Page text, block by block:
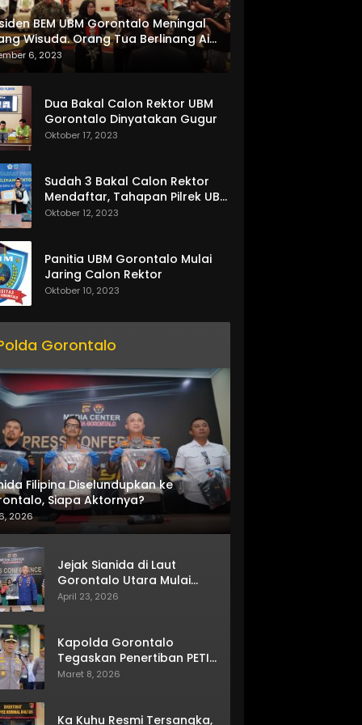
BEM UBM Gorontalo Meningal
Wisuda. Orang Tua Berlinang Air
Menerima SKL dan Pemasangan
6, 2023
Dua Bakal Calon Rektor UBM
Gorontalo Dinyatakan Gugur
Oktober 17, 2023
Sudah 3 Bakal Calon Rektor
Mendaftar, Tahapan Pilrek UBM
Gorontalo Makin Seru
Oktober 12, 2023
Panitia UBM Gorontalo Mulai
Jaring Calon Rektor
Oktober 10, 2023
Gorontalo
Filipina Diselundupkan ke
Siapa Aktornya?
2026
Jejak Sianida di Laut
Gorontalo Utara Mulai
Terkuak
April 23, 2026
Kapolda Gorontalo
Tegaskan Penertiban PETI
Terus Berjalan
Maret 8, 2026
Ka Kuhu Resmi Tersangka,